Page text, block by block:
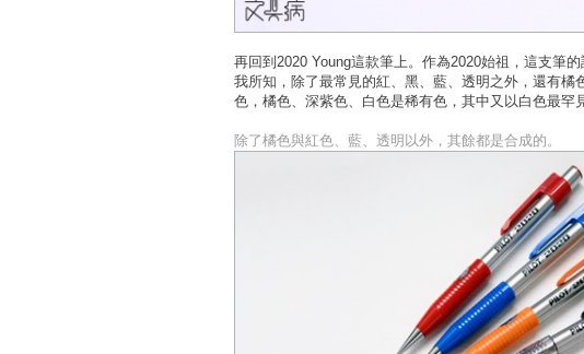
再回到2020 Young這款筆上。作為2020始祖，這支筆
我所知，除了最常見的紅、黑、藍、透明之外，還有
色，橘色、深紫色、白色是稀有色，其中又以白色最
除了橘色與紅色、藍、透明以外，其餘都是合成的。